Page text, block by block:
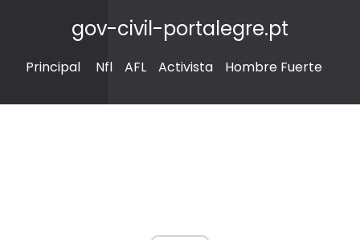
gov-civil-portalegre.pt
Principal Nfl AFL Activista Hombre Fuerte